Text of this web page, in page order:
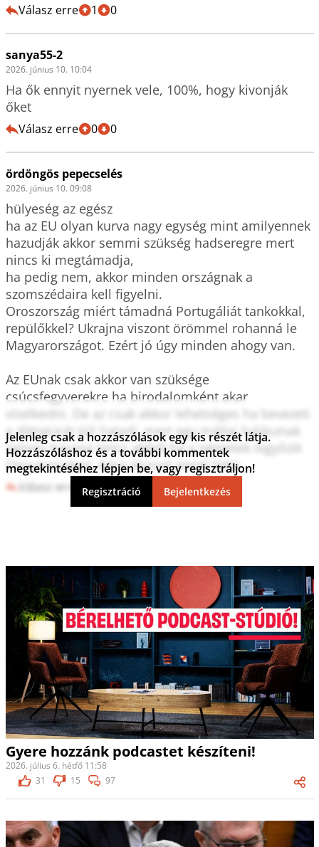
Válasz erre 1 0
sanya55-2
2026. június 10. 10:04
Ha ők ennyit nyernek vele, 100%, hogy kivonják
őket
Válasz erre 0 0
ördöngös pepecselés
2026. június 10. 09:08
hülyeség az egész
ha az EU olyan kurva nagy egység mint amilyennek
hazudják akkor semmi szükség hadseregre mert
nincs ki megtámadja,
ha pedig nem, akkor minden országnak a
szomszédaira kell figyelni.
Oroszország miért támadná Portugáliát tankokkal,
repülőkkel? Ukrajna viszont örömmel rohanná le
Magyarországot. Ezért jó úgy minden ahogy van.
Az EUnak csak akkor van szüksége
csúcsfegyverekre ha birodalomként akar
viselkedni. De az csak akkor lehetséges ha bevezeti
a diktatúrát (jól halad), mert egy máltai halásznak
semmi haszna nincs abból ha a németek legyőzik
Oroszországot. Kára viszont annál több.
Válasz erre 5 0
Jelenleg csak a hozzászólások egy kis részét látja.
Hozzászóláshoz és a további kommentek
megtekintéséhez lépjen be, vagy regisztráljon!
Regisztráció Bejelentkezés
Gyere hozzánk podcastet készíteni!
2026. július 6. hétfő 11:58
31
15 97